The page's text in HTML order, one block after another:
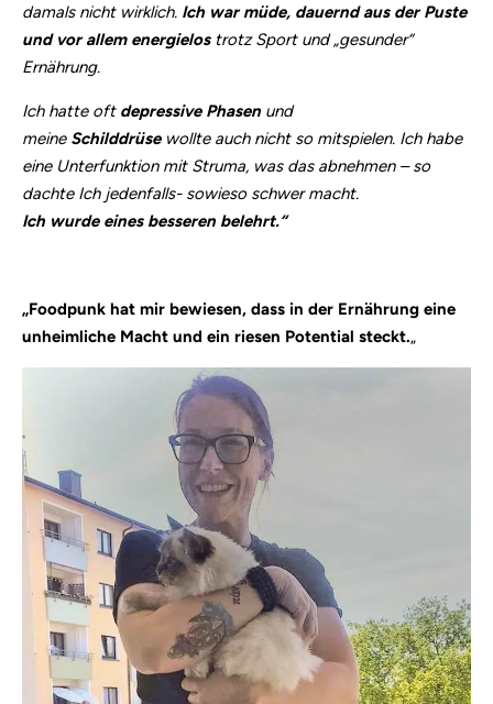
damals nicht wirklich. Ich war müde, dauernd aus der Puste
und vor allem energielostrotz Sport und „gesunder“
Ernährung.
Ich hatte oft depressive Phasen und
meine Schilddrüsewollte auch nicht so mitspielen. Ich habe
eine Unterfunktion mit Struma, was das abnehmen – so
dachte Ich jedenfalls- sowieso schwer macht.
Ich wurde eines besseren belehrt.“
„Foodpunk hat mir bewiesen, dass in der Ernährung eine
unheimliche Macht und ein riesen Potential steckt.„